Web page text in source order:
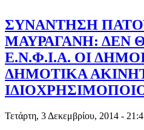
ΣΥΝΑΝΤΗΣΗ
ΜΑΥΡΑΓΑΝΗ: ΔΕΝ
Ε.Ν.Φ.Ι.Α. ΟΙ
ΔΗΜΟΤΙΚΑ
Τετάρτη, 3 Δεκεμβρίου, 2014 -